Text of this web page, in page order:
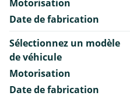
Motorisation
Date de fabrication
Sélectionnez un modèle
de véhicule
Motorisation
Date de fabrication